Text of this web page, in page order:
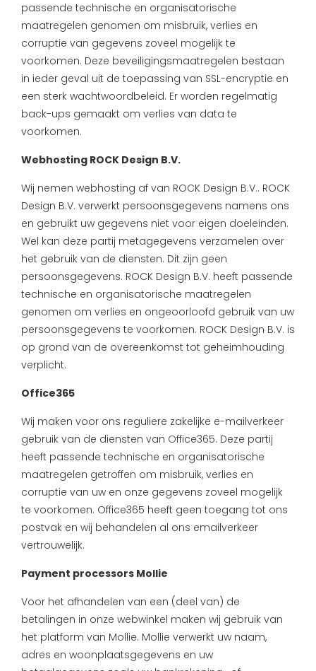
passende technische en organisatorische
maatregelen genomen om misbruik, verlies en
corruptie van gegevens zoveel mogelijk te
voorkomen. Deze beveiligingsmaatregelen bestaan
in ieder geval uit de toepassing van SSL-encryptie en
een sterk wachtwoordbeleid. Er worden regelmatig
back-ups gemaakt om verlies van data te
voorkomen.
Webhosting ROCK Design B.V.
Wij nemen webhosting af van ROCK Design B.V.. ROCK
Design B.V. verwerkt persoonsgegevens namens ons
en gebruikt uw gegevens niet voor eigen doeleinden.
Wel kan deze partij metagegevens verzamelen over
het gebruik van de diensten. Dit zijn geen
persoonsgegevens. ROCK Design B.V. heeft passende
technische en organisatorische maatregelen
genomen om verlies en ongeoorloofd gebruik van uw
persoonsgegevens te voorkomen. ROCK Design B.V. is
op grond van de overeenkomst tot geheimhouding
verplicht.
Office365
Wij maken voor ons reguliere zakelijke e-mailverkeer
gebruik van de diensten van Office365. Deze partij
heeft passende technische en organisatorische
maatregelen getroffen om misbruik, verlies en
corruptie van uw en onze gegevens zoveel mogelijk
te voorkomen. Office365 heeft geen toegang tot ons
postvak en wij behandelen al ons emailverkeer
vertrouwelijk.
Payment processors Mollie
Voor het afhandelen van een (deel van) de
betalingen in onze webwinkel maken wij gebruik van
het platform van Mollie. Mollie verwerkt uw naam,
adres en woonplaatsgegevens en uw